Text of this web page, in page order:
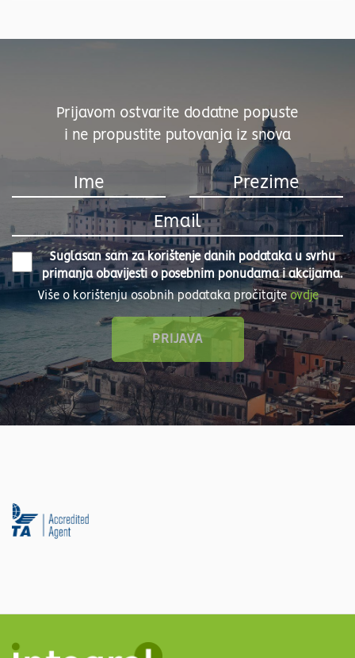
Prijavom ostvarite dodatne popuste
i ne propustite putovanja iz snova
Suglasan sam za korištenje danih podataka u svrhu
primanja obavijesti o posebnim ponudama i akcijama.
Više o korištenju osobnih podataka pročitajteovdje